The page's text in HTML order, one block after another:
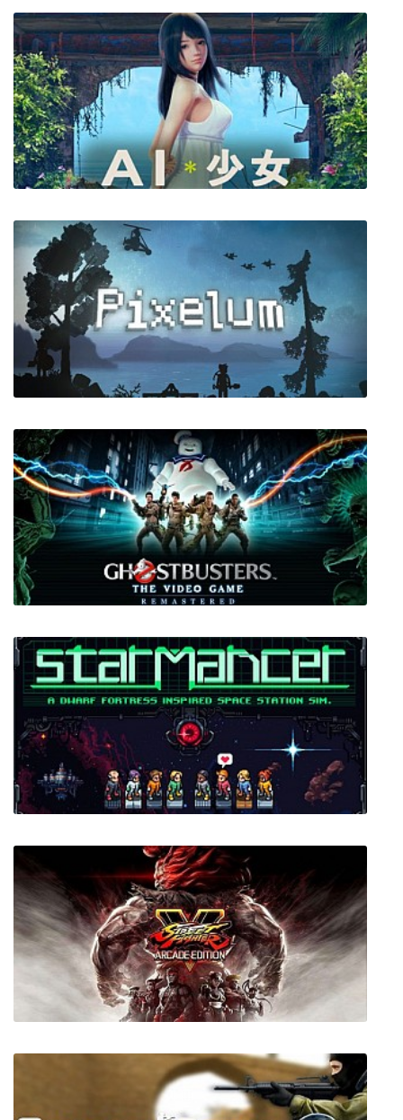
Black Mesa
AI＊Shoujo/AI＊
Pixelum
Ghostbusters: The Video Game Remastered
Starmancer